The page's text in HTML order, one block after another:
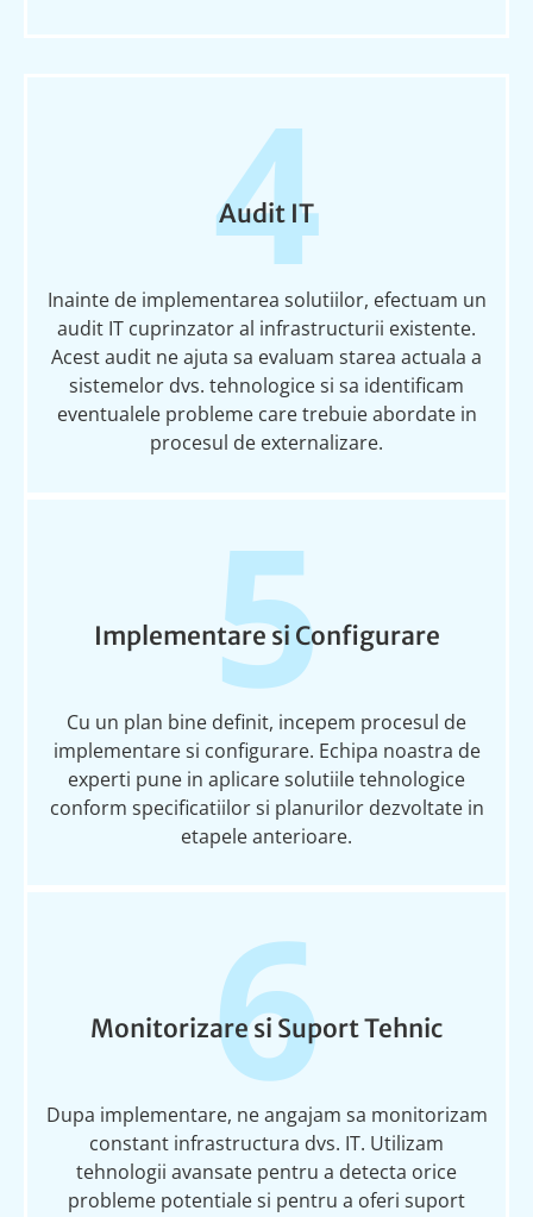
4
Audit IT
Inaintede implementarea solutiilor, efectuam un
audit IT cuprinzatoral infrastructurii existente.
Acest audit ne ajuta sa evaluam starea actuala a
sistemelor dvs. tehnologicesi sa identificam
eventualele probleme care trebuie abordate in
procesul de externalizare.
5
Implementare si Configurare
Cu un plan bine definit, incepem procesul de
implementaresi configurare. Echipa noastra de
experti pune in aplicaresolutiiletehnologice
conform specificatiilor si planurilor dezvoltate in
etapele anterioare.
6
Monitorizare si Suport Tehnic
Dupa implementare, ne angajam sa monitorizam
constant infrastructura dvs. IT. Utilizam
tehnologii avansate pentru a detecta orice
probleme potentialesi pentru a oferi suport